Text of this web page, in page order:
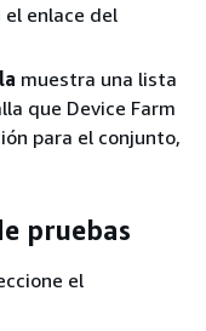
el enlace del
muestra una lista
que Device Farm
para el conjunto,
pruebas
el